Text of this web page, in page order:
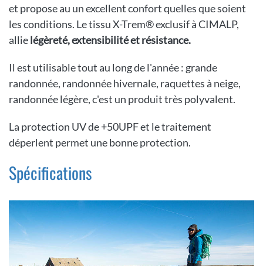
et propose au un excellent confort quelles que soient
les conditions. Le tissu X-Trem® exclusif à CIMALP,
allielégèreté, extensibilité et résistance.
Il est utilisable tout au long de l'année : grande
randonnée, randonnée hivernale, raquettes à neige,
randonnée légère, c'est un produit très polyvalent.
La protection UV de +50UPF et le traitement
déperlent permet une bonne protection.
Spécifications